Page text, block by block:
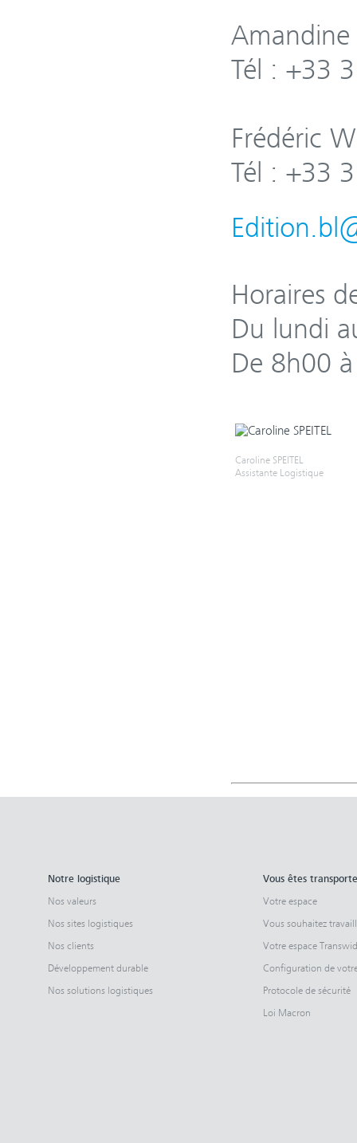
Amandine
Tél : +33
Frédéric
Tél : +33
Horaires
Du lundi
De 8h00
Caroline SPEITEL
Assistante Logistique
Notre logistique
Nos valeurs
Nos sites logistiques
Nos clients
Développement durable
Nos solutions logistiques
Vous êtes
Votre espace
Vous souhaitez
Votre espace
Configuration de
Protocole de sécurité
Loi Macron